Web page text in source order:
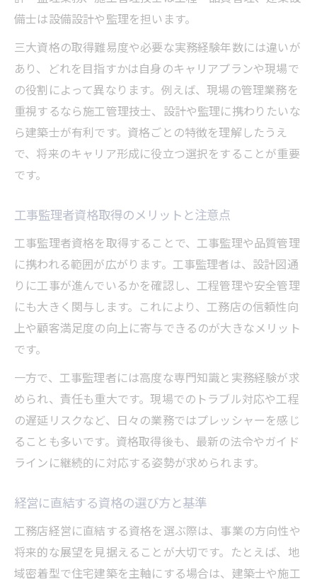
備士は設備設計や監理を担います。
三大資格の取得難易度や必要な実務経験年数には違いが
あり、どれを目指すかは自身のキャリアプランや現場で
の役割によって異なります。例えば、現場の管理業務を
重視するなら施工管理技士、設計や監理に携わりたいな
ら建築士が有利です。資格ごとの特徴を理解したうえ
で、将来のキャリア形成に役立つ選択をすることが重要
です。
工事監理者資格取得のメリットと注意点
工事監理者資格を取得することで、工事監理や品質管理
に携われる範囲が広がります。工事監理者は、設計図通
りに工事が進んでいるかを確認し、工程管理や安全管理
にも大きく関与します。これにより、工務店の信頼性向
上や顧客満足度の向上に寄与できるのが大きなメリット
です。
一方で、工事監理者には高度な専門知識と実務経験が求
められ、責任も重大です。現場でのトラブル対応や工程
の遅延リスクなど、日々の業務ではプレッシャーを感じ
ることも多いです。資格取得後も、最新の法令やガイド
ラインに継続的に対応する姿勢が求められます。
経営に直結する資格の選び方と基準
工務店経営に直結する資格を選ぶ際は、事業の方向性や
将来的な展望を見据えることが大切です。たとえば、地
域密着型で住宅建築を主軸にする場合は、建築士や施工